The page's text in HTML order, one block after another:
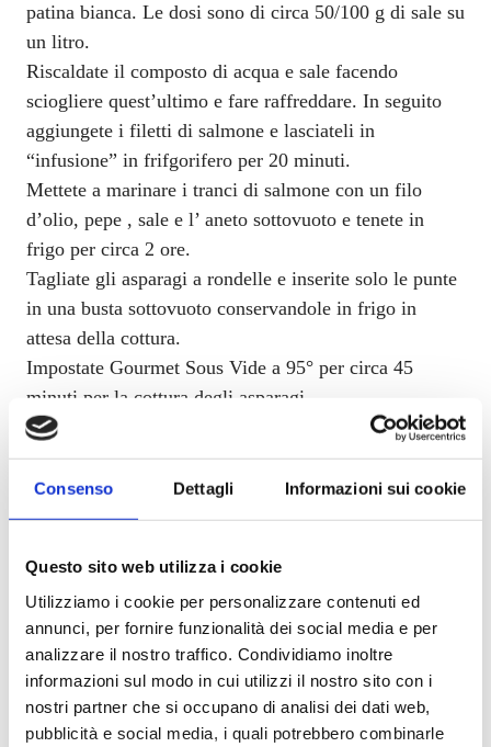
Consenso Dettagli Informazioni sui cookie
Questo sito web utilizza i cookie
Utilizziamo i cookie per personalizzare contenuti ed
annunci, per fornire funzionalità dei social media e per
analizzare il nostro traffico. Condividiamo inoltre
informazioni sul modo in cui utilizzi il nostro sito con i
nostri partner che si occupano di analisi dei dati web,
pubblicità e social media, i quali potrebbero combinarle
patina bianca. Le dosi sono di circa 50/100 g di sale su
un litro.
Riscaldate il composto di acqua e sale facendo
sciogliere quest’ultimo e fare raffreddare. In seguito
aggiungete i filetti di salmone e lasciateli in
“infusione” in frifgorifero per 20 minuti.
Mettete a marinare i tranci di salmone con un filo
d’olio, pepe , sale e l’ aneto sottovuoto e tenete in
frigo per circa 2 ore.
Tagliate gli asparagi a rondelle e inserite solo le punte
in una busta sottovuoto conservandole in frigo in
attesa della cottura.
Impostate Gourmet Sous Vide a 95° per circa 45
minuti per la cottura degli asparagi.
Una volta finita la cottura togliete la busta ed
immergetela in acqua e ghiaccio.
Portate il Gourmet Sous Vide a
55° per circa 20/25
minutie inserite la busta contenente il salmone.
soffriggere un trito veloce di cipolla e passateli in
padella.
Coprite il tutto con 2 mestoli di acqua e fate cuocere
finchè gli asparagi non si saranno ammorbiditi. Non
fate evaporare tutta l’acqua, conservatene un mezzo
bicchierino. Una volta cotti passare il tutto a